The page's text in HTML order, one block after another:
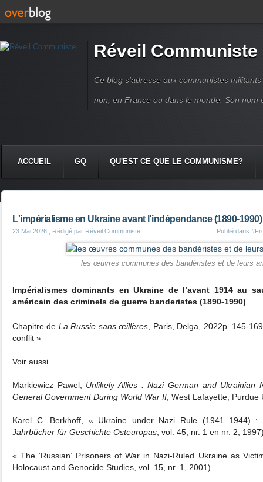
Réveil Communiste
Ce blog s'adresse aux communistes
non, en France ou dans le monde. Son nom
ACCUEIL GQ QU'EST CE QUE LE COMMUNISME?
L'impérialisme en Ukraine avant l'indépendance (1890-
23 Mai 2026 , Rédigé par Réveil Communiste Publié dans
les œuvres communes des bandéristes et de leurs
Impérialismes dominants en Ukraine de l’avant 1914 au
américain des criminels de guerre banderistes (1890-1990)
Chapitre de La Russie sans œillères , Paris, Delga, 2022p. 145-
conflit »
Voir aussi
Markiewicz Pawel, Unlikely Allies : Nazi German and Ukrainian
General Government During World War II , West Lafayette,
Karel C. Berkhoff, « Ukraine under Nazi Rule (1941–1944) :
Jahrbücher für Geschichte Osteuropas , vol. 45, nr. 1 en nr. 2,
« The ‘Russian’ Prisoners of War in Nazi-Ruled Ukraine as
Holocaust and Genocide Studies, vol. 15, nr. 1, 2001)